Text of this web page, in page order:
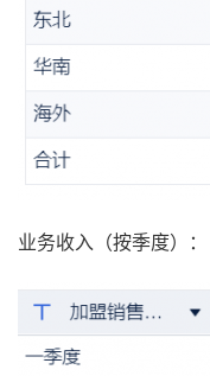
业务收入（按季度）：